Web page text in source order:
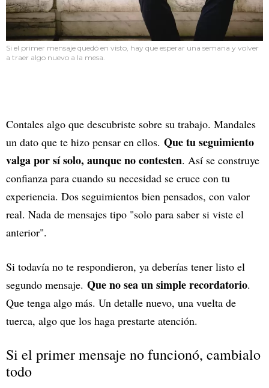
Si el primer mensaje quedó en visto, hay que esperar una semana y volver
a traer algo nuevo a la mesa.
Contales algo que descubriste sobre su trabajo. Mandales
un dato que te hizo pensar en ellos. Que tu seguimiento
valga por sí solo, aunque no contesten. Así se construye
confianza para cuando su necesidad se cruce con tu
experiencia. Dos seguimientos bien pensados, con valor
real. Nada de mensajes tipo "solo para saber si viste el
anterior".
Si todavía no te respondieron, ya deberías tener listo el
segundo mensaje. Que no sea un simple recordatorio.
Que tenga algo más. Un detalle nuevo, una vuelta de
tuerca, algo que los haga prestarte atención.
Si el primer mensaje no funcionó, cambialo
todo